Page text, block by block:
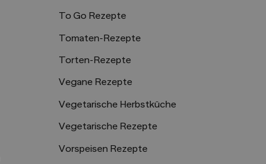
To Go Rezepte
Tomaten-Rezepte
Torten-Rezepte
Vegane Rezepte
Vegetarische Herbstküche
Vegetarische Rezepte
Vorspeisen Rezepte